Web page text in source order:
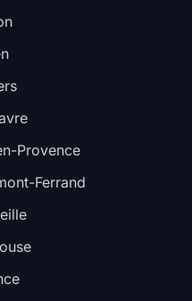
Provence
Ferrand